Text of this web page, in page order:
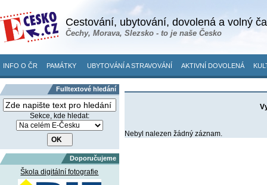
Cestování, ubytování, dovolená a volný
Čechy, Morava, Slezsko - to je naše Česko
INFO O ČR PAMÁTKY UBYTOVÁNÍ A STRAVOVÁNÍ AKTIVNÍ DOVOLENÁ
Fulltextové hledání
Sekce, kde hledat:
Doporučujeme
Škola digitální fotografie
Nebyl nalezen žádný záznam.